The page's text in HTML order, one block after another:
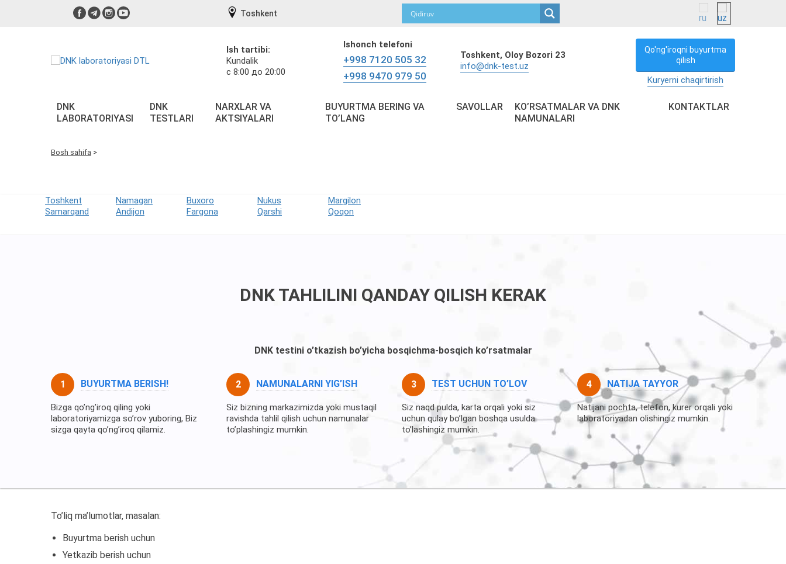
Toshkent
Ish tartibi:
Kundalik
с 8:00 до 20:00
Ishonch telefoni
+998 7120 505 32
+998 9470 979 50
Toshkent, Oloy Bozori 23
info@dnk-test.uz
Qo'ng'iroqni buyurtma
qilish
Kuryerni chaqirtirish
DNK
LABORATORIYASI
DNK
TESTLARI
NARXLAR VA
AKTSIYALARI
BUYURTMA BERING VA
TO’LANG
SAVOLLAR
KO’RSATMALAR VA DNK
NAMUNALARI
KONTAKTLAR
Bosh sahifa >
Toshkent
Samarqand
Namagan
Andijon
Buxoro
Fargona
Nukus
Qarshi
Margilon
Qoqon
DNK TAHLILINI QANDAY QILISH KERAK
DNK testini o’tkazish bo’yicha bosqichma-bosqich ko’rsatmalar
BUYURTMA BERISH!
Bizga qo’ng’iroq qiling yoki
laboratoriyamizga so’rov yuboring, Biz
sizga qayta qo’ng’iroq qilamiz.
NAMUNALARNI YIG’ISH
Siz bizning markazimizda yoki mustaqil
ravishda tahlil qilish uchun namunalar
to’plashingiz mumkin.
TEST UCHUN TO’LOV
Siz naqd pulda, karta orqali yoki siz
uchun qulay bo’lgan boshqa usulda
to’lashingiz mumkin.
NATIJA TAYYOR
Natijani pochta, telefon, kurer orqali yoki
laboratoriyadan olishingiz mumkin.
To’liq ma’lumotlar, masalan:
Buyurtma berish uchun
Yetkazib berish uchun